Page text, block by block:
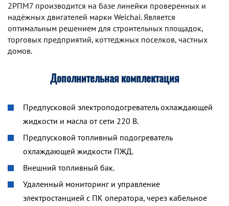
2РПМ7 производится на базе линейки проверенных и
надёжных двигателей марки Weichai. Является
оптимальным решением для строительных площадок,
торговых предприятий, коттеджных поселков, частных
домов.
Дополнительная комплектация
Предпусковой электроподогреватель охлаждающей
жидкости и масла от сети 220 В.
Предпусковой топливный подогреватель
охлаждающей жидкости ПЖД.
Внешний топливный бак.
Удаленный мониторинг и управление
электростанцией с ПК оператора, через кабельное